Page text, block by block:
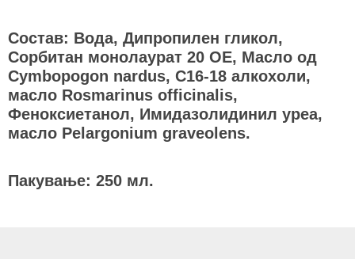
Состав: Вода, Дипропилен гликол,
Сорбитан монолаурат 20 ОЕ, Масло од
Cymbopogon nardus, C16-18 алкохоли,
масло Rosmarinus officinalis,
Феноксиетанол, Имидазолидинил уреа,
масло Pelargonium graveolens.
Пакување: 250 мл.